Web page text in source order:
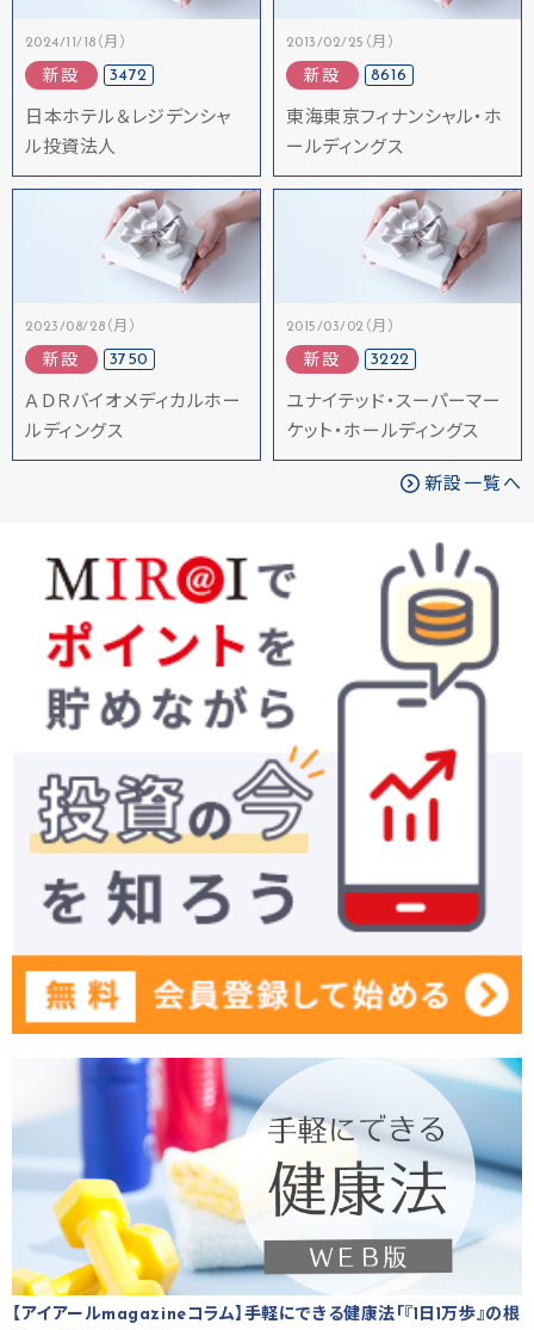
2024/11/18（月）
新設 3472
日本ホテル＆レジデンシャ
ル投資法人
2013/02/25（月）
新設 8616
東海東京フィナンシャル・ホ
ールディングス
2023/08/28（月）
新設 3750
ＡＤＲバイオメディカルホー
ルディングス
2015/03/02（月）
新設 3222
ユナイテッド・スーパーマー
ケット・ホールディングス
新設一覧へ
【アイアールmagazineコラム】手軽にできる健康法「『1日1万歩』の根